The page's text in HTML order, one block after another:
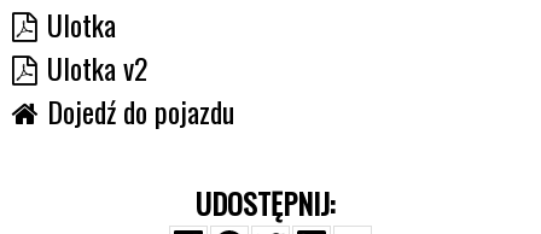
Ulotka
Ulotka v2
Dojedź do pojazdu
UDOSTĘPNIJ: